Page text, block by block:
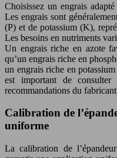
Choisissez un engrais
Les engrais sont
(P) et de potassium (K),
Les besoins en nutriments
Un engrais riche en azote
qu’un engrais riche en
un engrais riche en
est important de
recommandations du
Calibration de
uniforme
La calibration de